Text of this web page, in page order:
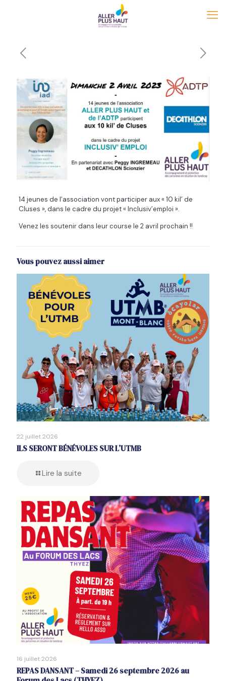
14 jeunes de l’association vont participer aux « 10 kil’ de
Cluses », dans le cadre du projet « Inclusiv’emploi ».
Venez les soutenir dans leur course le 2 avril prochain !!
Vous pouvez aussi aimer
22 juillet 2026
ILS SERONT BÉNÉVOLES SUR L’UTMB
Lire la suite
16 juillet 2026
REPAS DANSANT – Samedi 26 septembre 2026 au